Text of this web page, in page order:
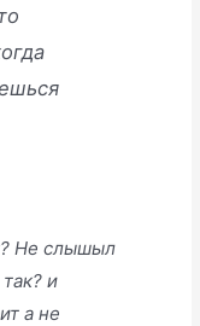
Не слышыл
и
а не